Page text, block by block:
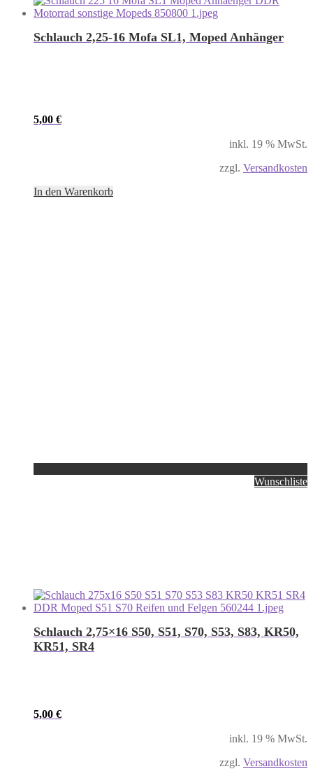
Schlauch 2,25-16 Mofa SL1, Moped Anhänger
5,00 €
inkl. 19 % MwSt.
zzgl. Versandkosten
In den Warenkorb
Wunschliste
Schlauch 2,75×16 S50, S51, S70, S53, S83, KR50,
KR51, SR4
5,00 €
inkl. 19 % MwSt.
zzgl. Versandkosten